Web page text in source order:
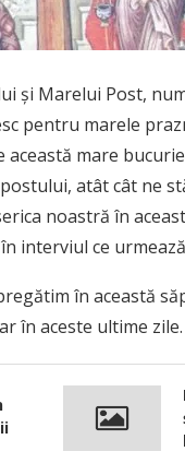
şi Marelui Post,
pentru marele
mare
atât cât ne
noastră în
interviul ce
în această
în aceste ultime zile.